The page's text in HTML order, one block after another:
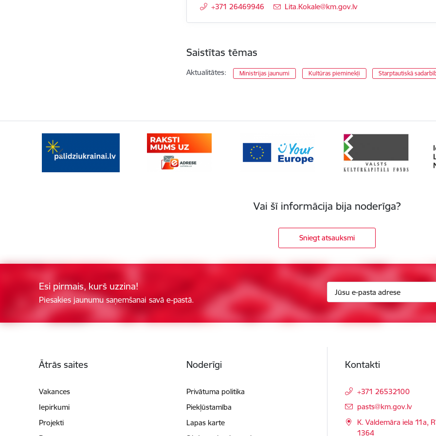
+371 26469946 E-pasts:
Lita.Kokale@km.gov.lv
Saistītas tēmas
Aktualitātes: Ministrijas jaunumi Kultūras pieminekļi Starptautiskā
Vai šī informācija bija noderīga?
Sniegt atsauksmi
Esi pirmais, kurš uzzina!
Piesakies jaunumu saņemšanai savā e-pastā.
Ātrās saites
Vakances
Iepirkumi
Projekti
Noderīgi
Privātuma politika
Piekļūstamība
Lapas karte
Kontakti
+371 26532100
E-pasts:
pasts@km.gov.lv
K. Valdemāra iela 11a,
1364